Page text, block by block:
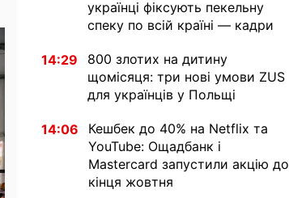
українці фіксують пекельну
спеку по всій країні — кадри
14:29
800 злотих на дитину
щомісяця: три нові умови ZUS
для українців у Польщі
14:06
Кешбек до 40% на Netflix та
YouTube: Ощадбанк і
Mastercard запустили акцію до
кінця жовтня